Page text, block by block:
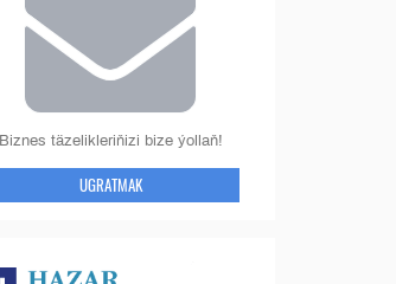
Biznes täzelikleriňizi bize ýollaň!
UGRATMAK